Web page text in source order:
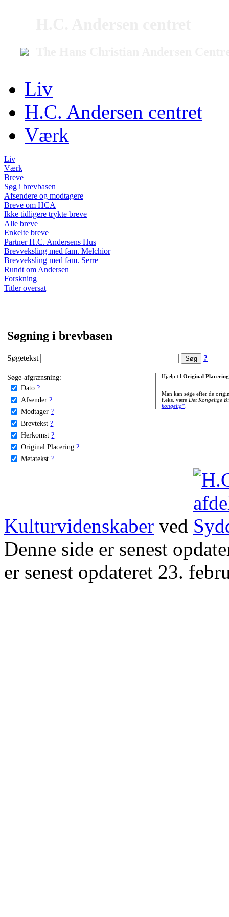
Liv
H.C. Andersen centret
Værk
Liv
Værk
Breve
Søg i brevbasen
Afsendere og modtagere
Breve om HCA
Ikke tidligere trykte breve
Alle breve
Enkelte breve
Partner H.C. Andersens Hus
Brevveksling med fam. Melchior
Brevveksling med fam. Serre
Rundt om Andersen
Forskning
Titler oversat
Søgning i brevbasen
Søgetekst ?
Søge-afgrænsning:
Dato ?
Afsender ?
Modtager ?
Brevtekst ?
Herkomst ?
Original Placering ?
Metatekst ?
Hjælp til Original Placering
Man kan søge efter de
f.eks. være Det Kongelige
kongelig*.
Kulturvidenskaber ved
Denne side er senest
er senest opdateret 23.